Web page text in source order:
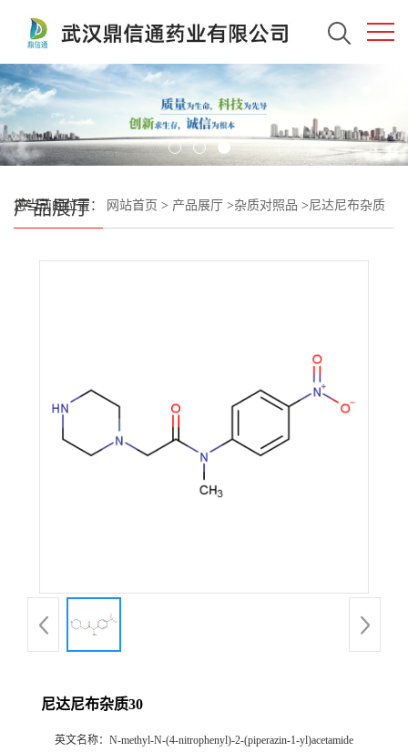
产品展厅
您当前的位置： 网站首页 > 产品展厅 >杂质对照品 >尼达尼布杂质
尼达尼布杂质30
英文名称： N-methyl-N-(4-nitrophenyl)-2-(piperazin-1-yl)acetamide